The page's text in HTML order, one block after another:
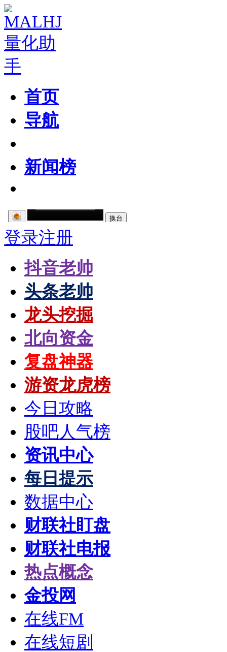
首页
导航
新闻榜
登录注册
抖音老帅
头条老帅
龙头挖掘
北向资金
复盘神器
游资龙虎榜
今日攻略
股吧人气榜
资讯中心
每日提示
数据中心
财联社盯盘
财联社电报
热点概念
金投网
在线FM
在线短剧